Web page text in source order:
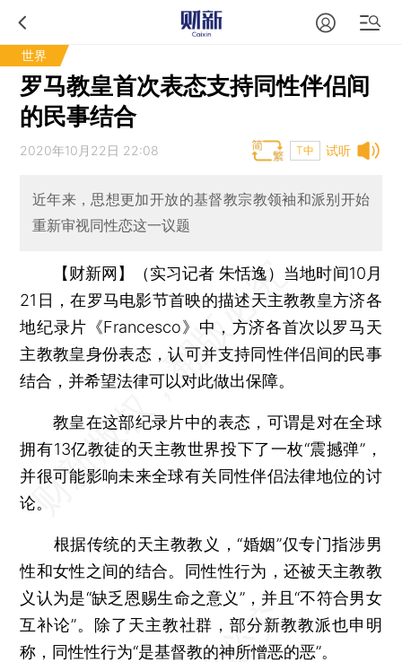
世界
罗马教皇首次表态支持同性伴侣间
的民事结合
试听
2020年10月22日 22:08 T中
近年来，思想更加开放的基督教宗教领袖和派别开始
重新审视同性恋这一议题
【财新网】（实习记者 朱恬逸） 当地时间10月
21日，在罗马电影节首映的描述天主教教皇方济各
地纪录片《Francesco》中，方济各首次以罗马天
主教教皇身份表态，认可并支持同性伴侣间的民事
结合，并希望法律可以对此做出保障。
教皇在这部纪录片中的表态，可谓是对在全球
拥有13亿教徒的天主教世界投下了一枚“震撼弹”，
并很可能影响未来全球有关同性伴侣法律地位的讨
论。
根据传统的天主教教义，“婚姻”仅专门指涉男
性和女性之间的结合。同性性行为，还被天主教教
义认为是“缺乏恩赐生命之意义”，并且“不符合男女
互补论”。除了天主教社群，部分新教教派也申明
称，同性性行为“是基督教的神所憎恶的恶”。